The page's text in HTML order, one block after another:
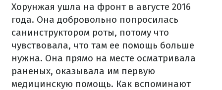
Хорунжая ушла на фронт в августе 2016
года. Она добровольно попросилась
санинструктором роты, потому что
чувствовала, что там ее помощь больше
нужна. Она прямо на месте осматривала
раненых, оказывала им первую
медицинскую помощь. Как вспоминают